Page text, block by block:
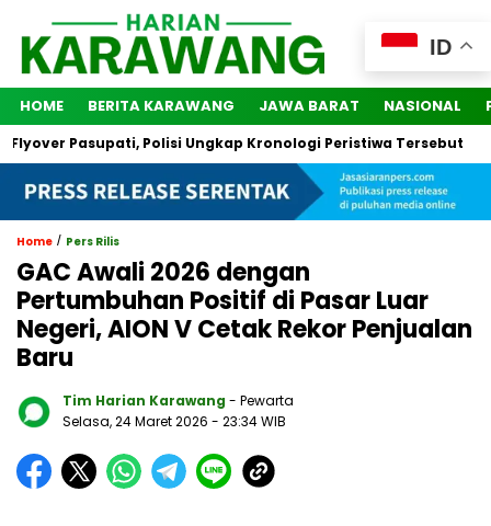
HOME BERITA KARAWANG JAWA BARAT NASIONAL
Pasupati, Polisi Ungkap Kronologi Peristiwa Tersebut
Home / Pers Rilis
GAC Awali 2026 dengan
Pertumbuhan Positif di Pasar Luar
Negeri, AION V Cetak Rekor Penjualan
Baru
Tim Harian Karawang - Pewarta
Selasa, 24 Maret 2026 - 23:34 WIB
ID